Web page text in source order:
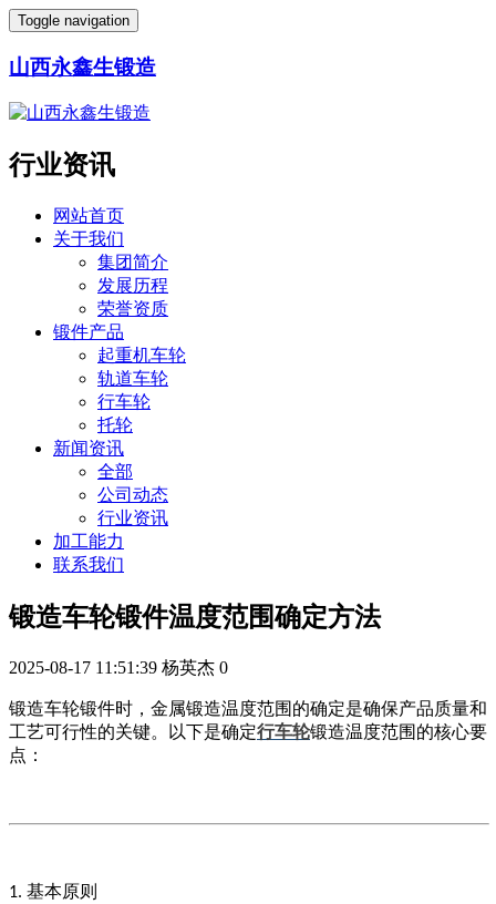
Toggle navigation
山西永鑫生锻造
行业资讯
网站首页
关于我们
集团简介
发展历程
荣誉资质
锻件产品
起重机车轮
轨道车轮
行车轮
托轮
新闻资讯
全部
公司动态
行业资讯
加工能力
联系我们
锻造车轮锻件温度范围确定方法
2025-08-17 11:51:39 杨英杰 0
锻造车轮锻件时，金属锻造温度范围的确定是确保产品质量和
工艺可行性的关键。以下是确定行车轮锻造温度范围的核心要
点：
1. 基本原则